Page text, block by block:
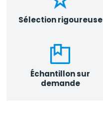
Sélection rigoureuse
Échantillon sur
demande